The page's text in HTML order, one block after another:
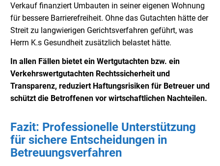
Verkauf finanziert Umbauten in seiner eigenen Wohnung
für bessere Barrierefreiheit. Ohne das Gutachten hätte der
Streit zu langwierigen Gerichtsverfahren geführt, was
Herrn K.s Gesundheit zusätzlich belastet hätte.
In allen Fällen bietet ein Wertgutachten bzw. ein
Verkehrswertgutachten Rechtssicherheit und
Transparenz, reduziert Haftungsrisiken für Betreuer und
schützt die Betroffenen vor wirtschaftlichen Nachteilen.
Fazit: Professionelle Unterstützung
für sichere Entscheidungen in
Betreuungsverfahren